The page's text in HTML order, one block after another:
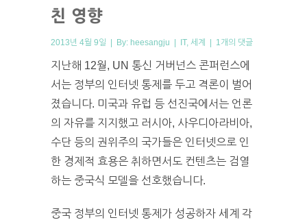
친 영향
2013년 4월 9일 | By: heesangju | IT, 세계 | 1개의 댓글
지난해 12월, UN 통신 거버넌스 콘퍼런스에
서는 정부의 인터넷 통제를 두고 격론이 벌어
졌습니다. 미국과 유럽 등 선진국에서는 언론
의 자유를 지지했고 러시아, 사우디아라비아,
수단 등의 권위주의 국가들은 인터넷으로 인
한 경제적 효용은 취하면서도 컨텐츠는 검열
하는 중국식 모델을 선호했습니다.
중국 정부의 인터넷 통제가 성공하자 세계 각